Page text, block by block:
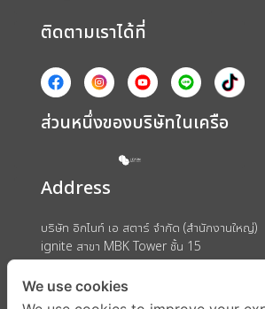
ติดตามเราได้ที่
ส่วนหนึ่งของบริษัทในเครือ
Address
บริษัท อิกไนท์ เอ สตาร์ จำกัด (สำนักงานใหญ่)
ignite สาขา MBK Tower ชั้น 15
ถนนพญาไท แขวงวังใหม่ เขตปทุมวัน กรุงเท
We use cookies